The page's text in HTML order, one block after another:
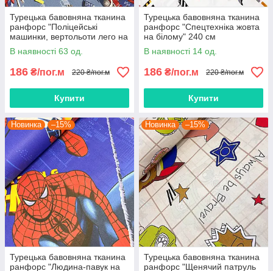
Турецька бавовняна тканина
ранфорс "Поліцейські
машинки, вертольоти лего на
джинсовому" 240 см
В наявності 63 од.
186 ₴/пог.м 220 ₴/пог.м
Купити
Турецька бавовняна тканина
ранфорс "Спецтехніка жовта
на білому" 240 см
В наявності 14 од.
186 ₴/пог.м 220 ₴/пог.м
Купити
Новинка –15%
Турецька бавовняна тканина
ранфорс "Людина-павук на
Новинка –15%
Турецька бавовняна тканина
ранфорс "Щенячий патруль